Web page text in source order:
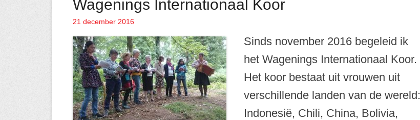
Wagenings Internationaal Koor
Geplaatst op
21 december 2016
Sinds november 2016 begeleid ik
het Wagenings Internationaal Koor.
Het koor bestaat uit vrouwen uit
verschillende landen van de wereld:
Indonesië, Chili, China, Bolivia,